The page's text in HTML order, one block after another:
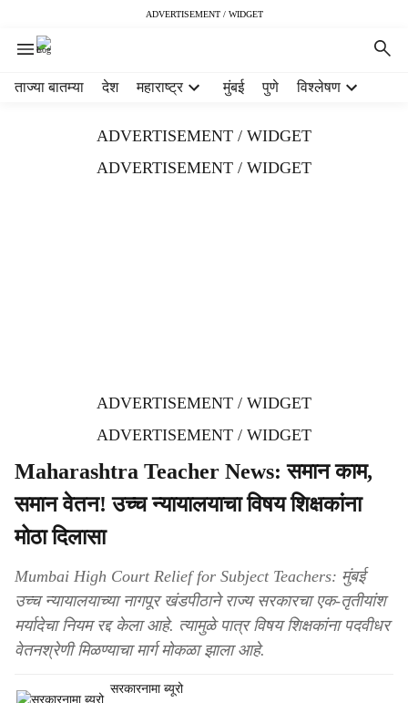
ADVERTISEMENT / WIDGET
ताज्या बातम्या देश महाराष्ट्र मुंबई पुणे विश्लेषण
ADVERTISEMENT / WIDGET
ADVERTISEMENT / WIDGET
ADVERTISEMENT / WIDGET
ADVERTISEMENT / WIDGET
Maharashtra Teacher News: समान काम,
समान वेतन! उच्च न्यायालयाचा विषय शिक्षकांना
मोठा दिलासा
Mumbai High Court Relief for Subject Teachers: मुंबई
उच्च न्यायालयाच्या नागपूर खंडपीठाने राज्य सरकारचा एक-तृतीयांश
मर्यादेचा नियम रद्द केला आहे. त्यामुळे पात्र विषय शिक्षकांना पदवीधर
वेतनश्रेणी मिळण्याचा मार्ग मोकळा झाला आहे.
सरकारनामा ब्यूरो